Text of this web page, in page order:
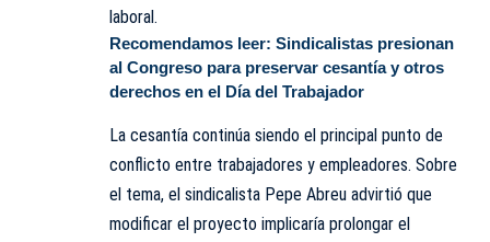
laboral.
Recomendamos leer: Sindicalistas presionan
al Congreso para preservar cesantía y otros
derechos en el Día del Trabajador
La cesantía continúa siendo el principal punto de
conflicto entre trabajadores y empleadores. Sobre
el tema, el sindicalista Pepe Abreu advirtió que
modificar el proyecto implicaría prolongar el